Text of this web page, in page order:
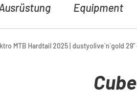
Equipment
MTB Hardtail 2025 | dustyolive´n´gold 29"
Cube